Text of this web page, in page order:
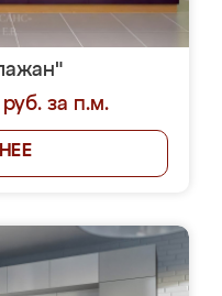
за п.м.